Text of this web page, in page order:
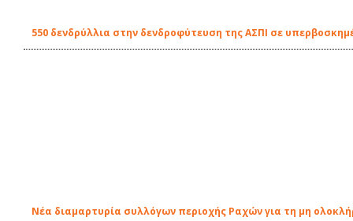
550 δενδρύλλια στην δενδροφύτευση της ΑΣΠΙ σε
Νέα διαμαρτυρία συλλόγων περιοχής Ραχών για τη μη